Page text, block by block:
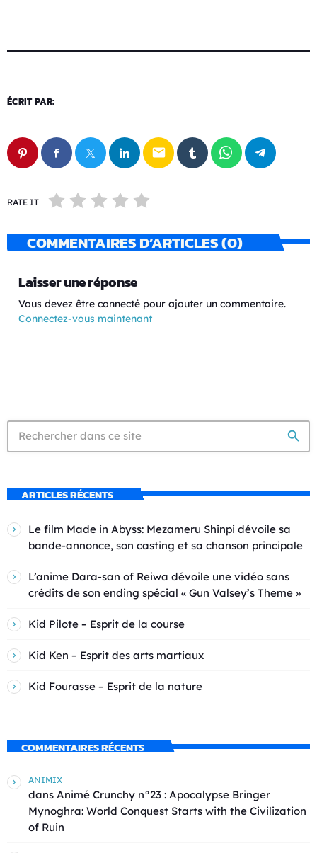
ÉCRIT PAR:
email
RATE IT
COMMENTAIRES D’ARTICLES (0)
Laisser une réponse
Vous devez être connecté pour ajouter un commentaire.
Connectez-vous maintenant
search
ARTICLES RÉCENTS
Le film Made in Abyss: Mezameru Shinpi dévoile sa
bande-annonce, son casting et sa chanson principale
L’anime Dara-san of Reiwa dévoile une vidéo sans
crédits de son ending spécial « Gun Valsey’s Theme »
Kid Pilote – Esprit de la course
Kid Ken – Esprit des arts martiaux
Kid Fourasse – Esprit de la nature
COMMENTAIRES RÉCENTS
ANIMIX
dans Animé Crunchy n°23 : Apocalypse Bringer
Mynoghra: World Conquest Starts with the Civilization
of Ruin